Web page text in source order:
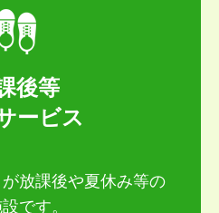
後等
ービス
放課後や夏休み等の
です。